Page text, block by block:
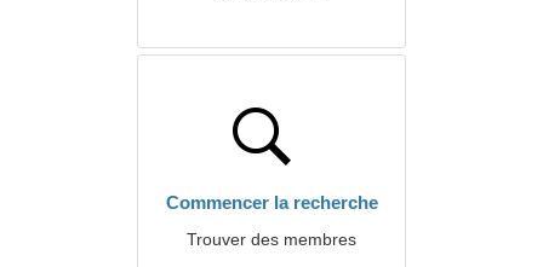
Commencer la recherche
Trouver des membres